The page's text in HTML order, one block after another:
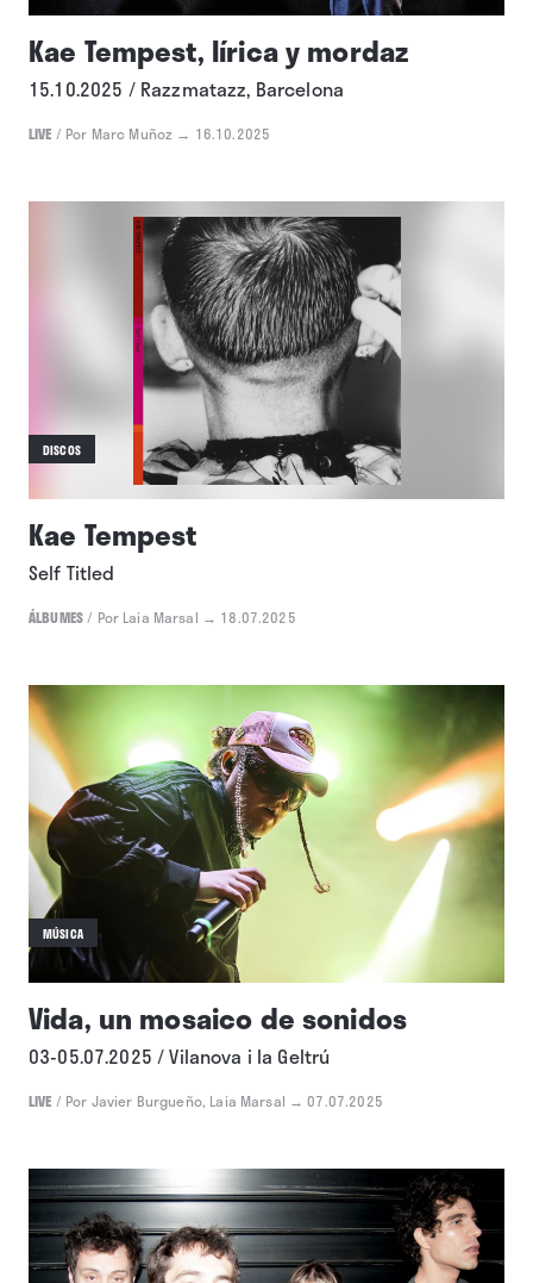
Kae Tempest, lírica y mordaz
15.10.2025 / Razzmatazz, Barcelona
LIVE / Por Marc Muñoz → 16.10.2025
DISCOS
Kae Tempest
Self Titled
ÁLBUMES/ Por Laia Marsal → 18.07.2025
MÚSICA
Vida, un mosaico de sonidos
03-05.07.2025 / Vilanova i la Geltrú
LIVE / Por Javier Burgueño, Laia Marsal → 07.07.2025